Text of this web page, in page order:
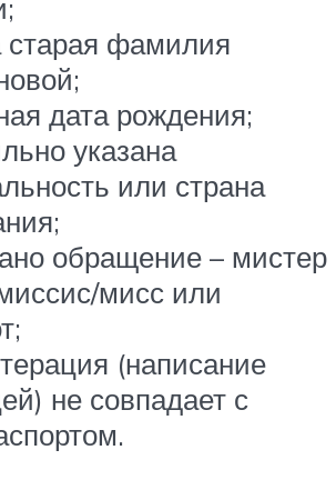
старая фамилия
дата рождения;
указана
или страна
обращение – мистер
мисс или
(написание
не совпадает с